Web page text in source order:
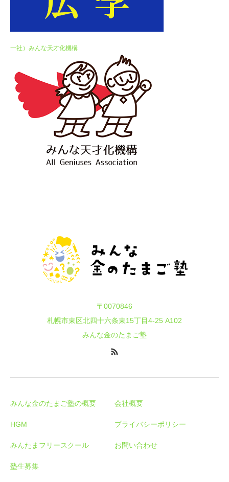
一社）みんな天才化機構
〒0070846
札幌市東区北四十六条東15丁目4-25 A102
みんな金のたまご塾
みんな金のたまご塾の概要
HGM
みんたまフリースクール
塾生募集
会社概要
プライバシーポリシー
お問い合わせ